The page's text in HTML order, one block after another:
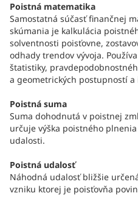
Poistná matematika
Samostatná súčasť finančnej
skúmania je kalkulácia
solventnosti poisťovne,
odhady trendov vývoja.
štatistiky,
a geometrických postupností a
Poistná suma
Suma dohodnutá v poistnej
určuje výška poistného
udalosti.
Poistná udalosť
Náhodná udalosť bližšie
vzniku ktorej je poisťovňa